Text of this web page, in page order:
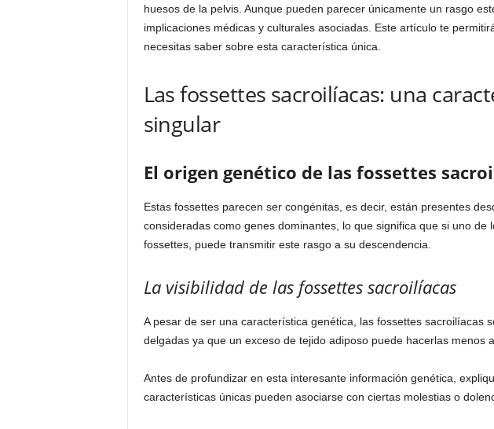
huesos de la pelvis. Aunque pueden parecer únicamente un rasgo
implicaciones médicas y culturales asociadas. Este artículo te
necesitas saber sobre esta característica única.
Las fossettes sacroilíacas: una
singular
El origen genético de las fossettes
Estas fossettes parecen ser congénitas, es decir, están presentes
consideradas como genes dominantes, lo que significa que si uno de
fossettes, puede transmitir este rasgo a su descendencia.
La visibilidad de las fossettes sacroilíacas
A pesar de ser una característica genética, las fossettes sacroilíacas
delgadas ya que un exceso de tejido adiposo puede hacerlas menos
Antes de profundizar en esta interesante información genética,
características únicas pueden asociarse con ciertas molestias o